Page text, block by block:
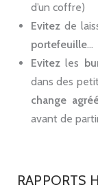
d’un coffre)
Evitez de
portefeuille…
Evitez les
dans des
change
avant de
RAPPORTS